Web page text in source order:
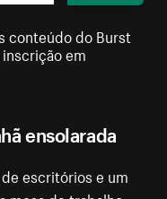
ensolarada
escritórios e um
conteúdo do Burst
em